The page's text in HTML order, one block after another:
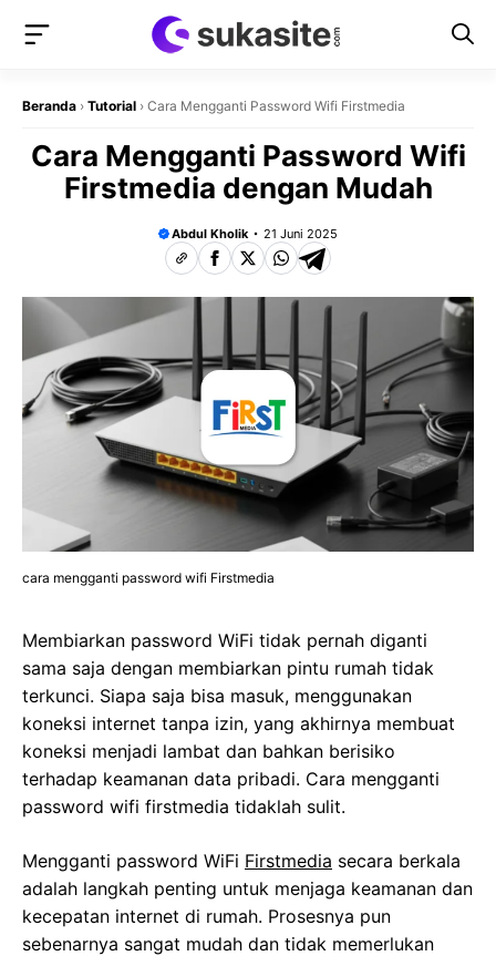
Beranda › Tutorial › Cara Mengganti Password Wifi Firstmedia
Cara Mengganti Password Wifi
Firstmedia dengan Mudah
Abdul Kholik 21 Juni 2025
cara mengganti password wifi Firstmedia
Membiarkan password WiFi tidak pernah diganti
sama saja dengan membiarkan pintu rumah tidak
terkunci. Siapa saja bisa masuk, menggunakan
koneksi internet tanpa izin, yang akhirnya membuat
koneksi menjadi lambat dan bahkan berisiko
terhadap keamanan data pribadi. Cara mengganti
password wifi firstmedia tidaklah sulit.
Mengganti password WiFi Firstmedia secara berkala
adalah langkah penting untuk menjaga keamanan dan
kecepatan internet di rumah. Prosesnya pun
sebenarnya sangat mudah dan tidak memerlukan